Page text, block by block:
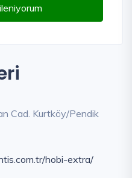
Cad. Kurtköy/Pendik
hobi-extra/